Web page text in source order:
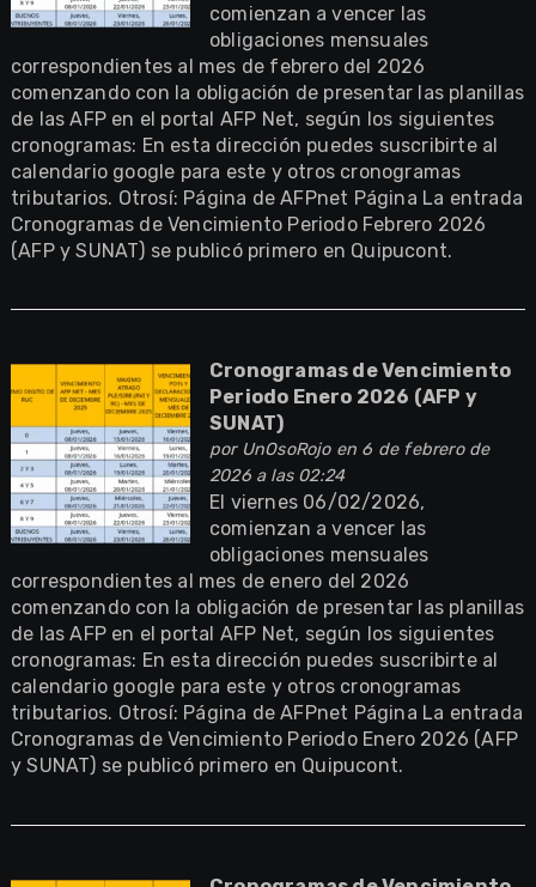
comienzan a vencer las
obligaciones mensuales
correspondientes al mes de febrero del 2026
comenzando con la obligación de presentar las planillas
de las AFP en el portal AFP Net, según los siguientes
cronogramas: En esta dirección puedes suscribirte al
calendario google para este y otros cronogramas
tributarios. Otrosí: Página de AFPnet Página La entrada
Cronogramas de Vencimiento Periodo Febrero 2026
(AFP y SUNAT) se publicó primero en Quipucont.
Cronogramas de Vencimiento
Periodo Enero 2026 (AFP y
SUNAT)
por UnOsoRojoen 6 de febrero de
2026 a las 02:24
El viernes 06/02/2026,
comienzan a vencer las
obligaciones mensuales
correspondientes al mes de enero del 2026
comenzando con la obligación de presentar las planillas
de las AFP en el portal AFP Net, según los siguientes
cronogramas: En esta dirección puedes suscribirte al
calendario google para este y otros cronogramas
tributarios. Otrosí: Página de AFPnet Página La entrada
Cronogramas de Vencimiento Periodo Enero 2026 (AFP
y SUNAT) se publicó primero en Quipucont.